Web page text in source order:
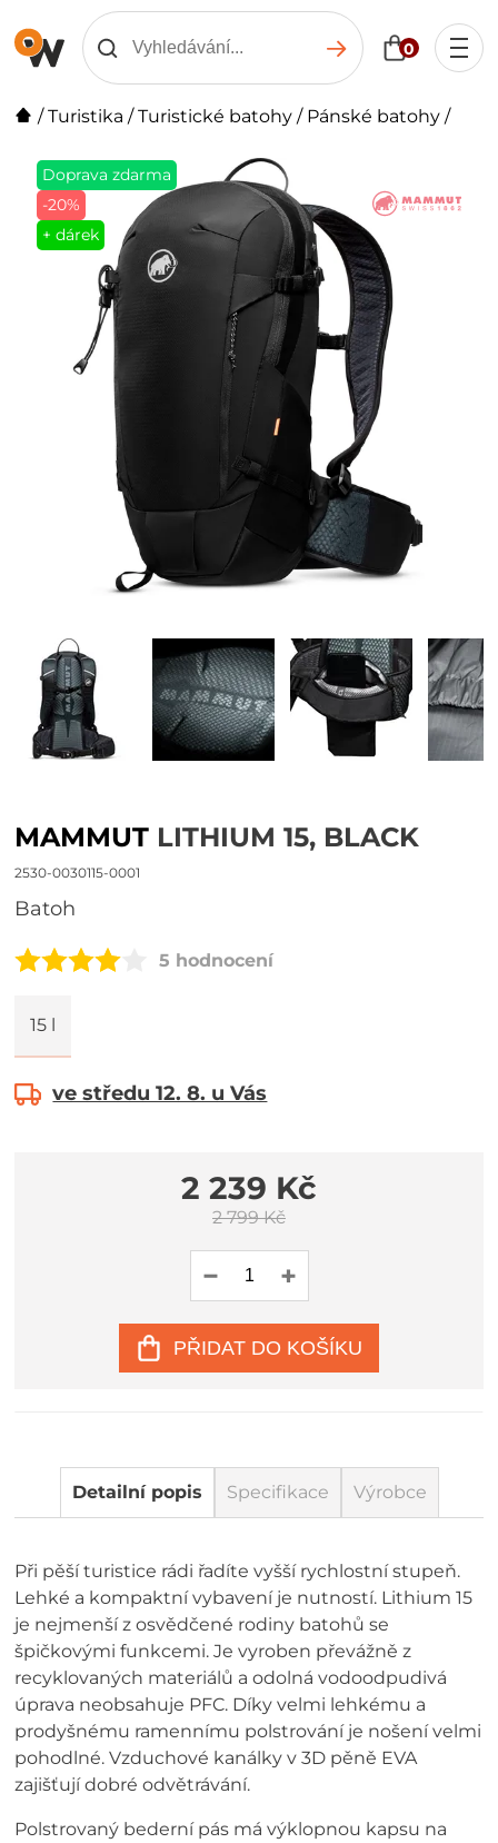
0
/Turistika /Turistické batohy / Pánské batohy /
Doprava zdarma
-20%
+ dárek
MAMMUT LITHIUM 15, BLACK
2530-0030115-0001
Batoh
5 hodnocení
15 l
ve středu 12. 8. u Vás
2 239 Kč
2 799 Kč
PŘIDAT DO KOŠÍKU
Detailní popis Specifikace Výrobce
Při pěší turistice rádi řadíte vyšší rychlostní stupeň.
Lehké a kompaktní vybavení je nutností. Lithium 15
je nejmenší z osvědčené rodiny batohů se
špičkovými funkcemi. Je vyroben převážně z
recyklovaných materiálů a odolná vodoodpudivá
úprava neobsahuje PFC. Díky velmi lehkému a
prodyšnému ramennímu polstrování je nošení velmi
pohodlné. Vzduchové kanálky v 3D pěně EVA
zajišťují dobré odvětrávání.
Polstrovaný bederní pás má výklopnou kapsu na